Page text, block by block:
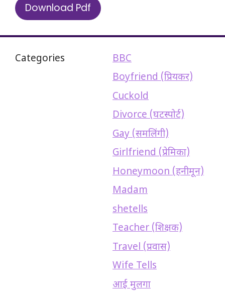
Download Pdf
Categories
BBC
Boyfriend (प्रियकर)
Cuckold
Divorce (घटस्पोर्ट)
Gay (समलिंगी)
Girlfriend (प्रेमिका)
Honeymoon (हनीमून)
Madam
shetells
Teacher (शिक्षक)
Travel (प्रवास)
Wife Tells
आई मुलगा